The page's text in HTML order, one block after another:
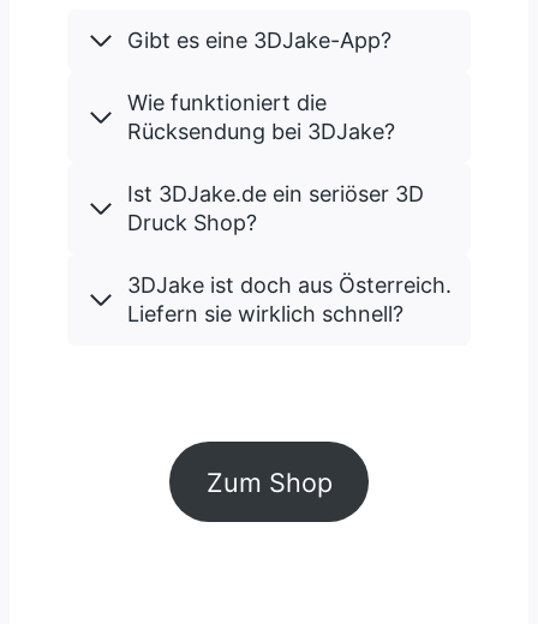
Gibt es eine 3DJake-App?
Wie funktioniert die
Rücksendung bei 3DJake?
Ist 3DJake.de ein seriöser 3D
Druck Shop?
3DJake ist doch aus Österreich.
Liefern sie wirklich schnell?
Zum Shop